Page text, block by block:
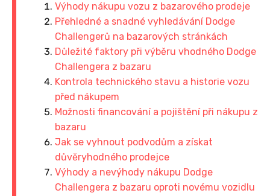
Výhody nákupu vozu z bazarového prodeje
Přehledné a snadné vyhledávání Dodge
Challengerů na bazarových stránkách
Důležité faktory při výběru vhodného Dodge
Challengera z bazaru
Kontrola technického stavu a historie vozu
před nákupem
Možnosti financování a pojištění při nákupu z
bazaru
Jak se vyhnout podvodům a získat
důvěryhodného prodejce
Výhody a nevýhody nákupu Dodge
Challengera z bazaru oproti novému vozidlu